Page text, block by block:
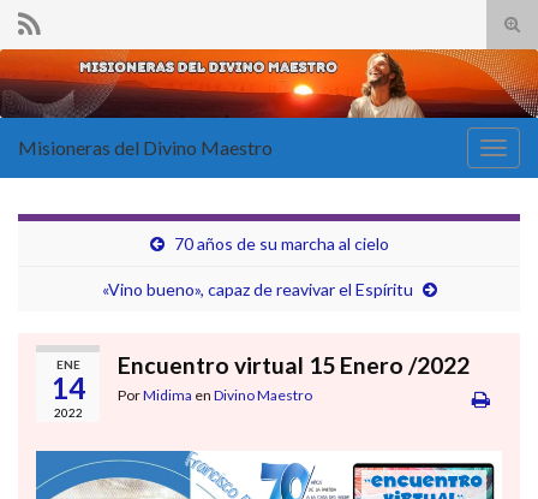
el
de
Search for:
la
Misioneras del Divino Maestro
70 años de su marcha al cielo
«Vino bueno», capaz de reavivar el Espíritu
ENE
14
2022
Encuentro virtual 15 Enero /2022
PorMidima en Divino Maestro